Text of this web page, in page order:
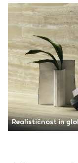
Realističnost in